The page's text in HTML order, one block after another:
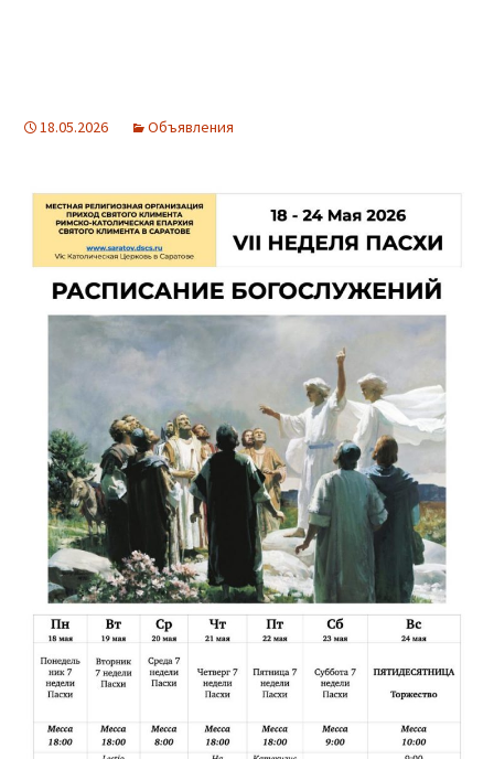
18.05.2026 Объявления